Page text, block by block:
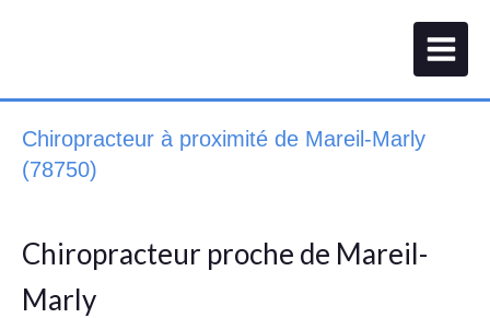
Chiropracteur à proximité de Mareil-Marly
(78750)
Chiropracteur proche de Mareil-
Marly